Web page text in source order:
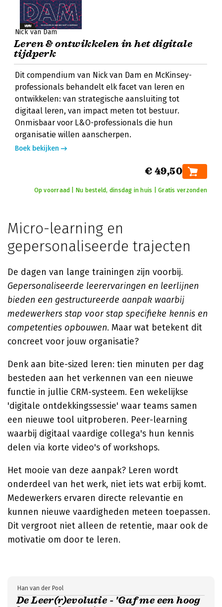
Nick van Dam
Leren & ontwikkelen in het digitale
tijdperk
Dit compendium van Nick van Dam en McKinsey-
professionals behandelt elk facet van leren en
ontwikkelen: van strategische aansluiting tot
digitaal leren, van impact meten tot bestuur.
Onmisbaar voor L&O-professionals die hun
organisatie willen aanscherpen.
Boek bekijken
€ 49,50
Op voorraad | Nu besteld, dinsdag in huis | Gratis verzonden
Micro-learning en
gepersonaliseerde trajecten
De dagen van lange trainingen zijn voorbij.
Gepersonaliseerde leerervaringen en leerlijnen
bieden een gestructureerde aanpak waarbij
medewerkers stap voor stap specifieke kennis en
competenties opbouwen. Maar wat betekent dit
concreet voor jouw organisatie?
Denk aan bite-sized leren: tien minuten per dag
besteden aan het verkennen van een nieuwe
functie in jullie CRM-systeem. Een wekelijkse
'digitale ontdekkingssessie' waar teams samen
een nieuwe tool uitproberen. Peer-learning
waarbij digitaal vaardige collega's hun kennis
delen via korte video's of workshops.
Het mooie van deze aanpak? Leren wordt
onderdeel van het werk, niet iets wat erbij komt.
Medewerkers ervaren directe relevantie en
kunnen nieuwe vaardigheden meteen toepassen.
Dit vergroot niet alleen de retentie, maar ook de
motivatie om door te leren.
De Leer(r)evolutie - 'Gaf me een hoog
Han van der Pool